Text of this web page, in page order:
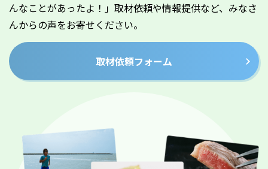
んなことがあったよ！」取材依頼や情報提供など、みなさ
んからの声をお寄せください。
取材依頼フォーム